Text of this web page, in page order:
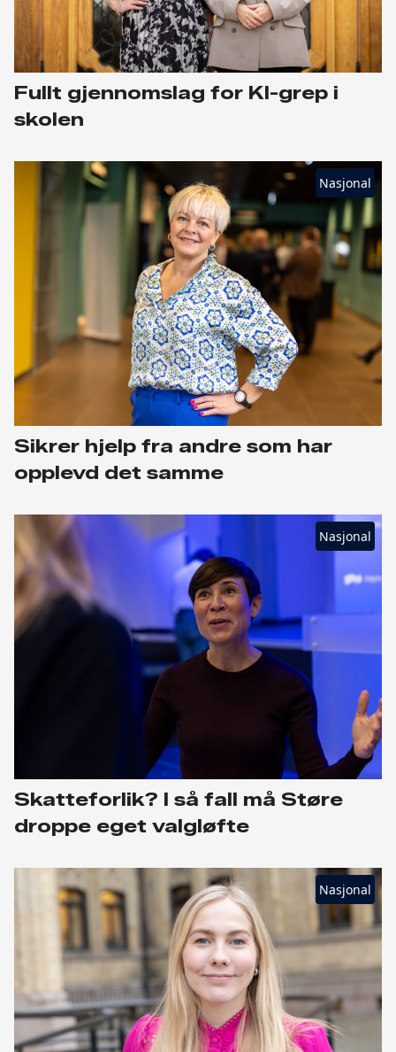
Fullt gjennomslag for KI-grep i
skolen
Nasjonal
Sikrer hjelp fra andre som har
opplevd det samme
Nasjonal
Skatteforlik? I så fall må Støre
droppe eget valgløfte
Nasjonal